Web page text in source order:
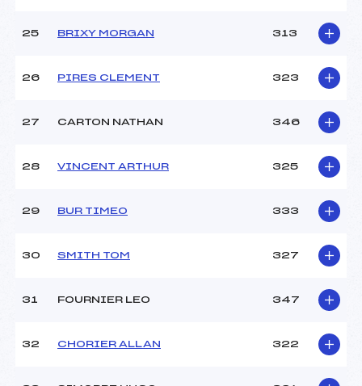
25 BRIXY MORGAN 313
26 PIRES CLEMENT 323
27 CARTON NATHAN 346
28 VINCENT ARTHUR 325
29 BUR TIMEO 333
30 SMITH TOM 327
31 FOURNIER LEO 347
32 CHORIER ALLAN 322